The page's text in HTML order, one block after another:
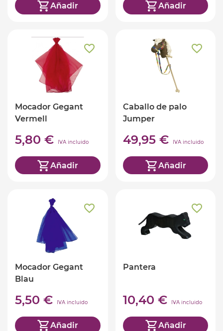
Añadir Añadir
Mocador Gegant
Vermell
5,80 € IVA incluido
Añadir
Caballo de palo
Jumper
49,95 € IVA incluido
Añadir
Mocador Gegant
Blau
5,50 € IVA incluido
Añadir
Pantera
10,40 € IVA incluido
Añadir